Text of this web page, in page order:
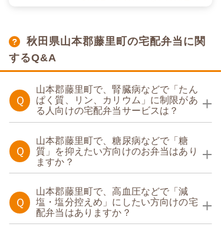
秋田県山本郡藤里町の宅配弁当に関
するQ&A
Ｑ
山本郡藤里町で、腎臓病などで「たん
ぱく質、リン、カリウム」に制限があ
る人向けの宅配弁当サービスは？
Ｑ
山本郡藤里町で、糖尿病などで「糖
質」を抑えたい方向けのお弁当はあり
ますか？
Ｑ
山本郡藤里町で、高血圧などで「減
塩・塩分控えめ」にしたい方向けの宅
配弁当はありますか？